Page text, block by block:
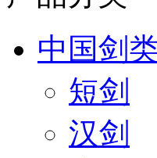
中国剑
短剑
汉剑